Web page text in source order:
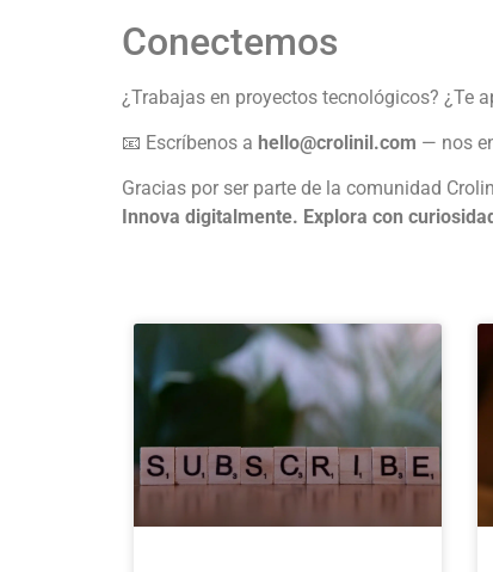
Conectemos
¿Trabajas en proyectos tecnológicos? ¿Te
📧 Escríbenos a hello@crolinil.com — nos
Gracias por ser parte de la comunidad
Innova digitalmente. Explora con